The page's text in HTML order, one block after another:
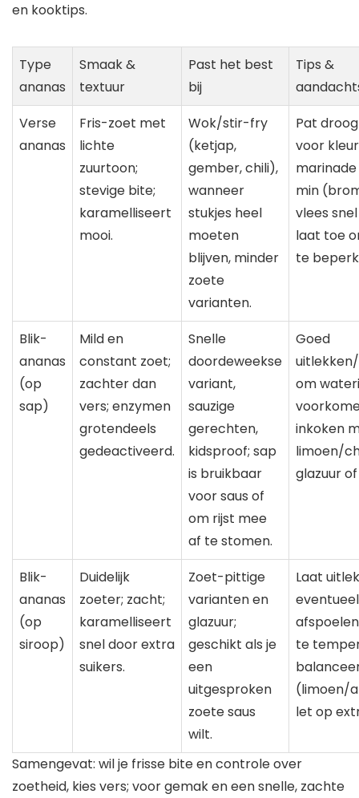
en kooktips.
Type
ananas
Smaak &
textuur
Past het best
bij
Tips &
Verse
ananas
Fris-zoet met
lichte
zuurtoon;
stevige bite;
karamelliseert
mooi.
Wok/stir-fry
(ketjap,
gember, chili),
wanneer
stukjes heel
moeten
blijven, minder
zoete
varianten.
Pat
voor
min
vlees
laat toe
te
Blik-
ananas
(op
sap)
Mild en
constant zoet;
zachter dan
vers; enzymen
grotendeels
gedeactiveerd.
Snelle
doordeweekse
variant,
sauzige
gerechten,
kidsproof; sap
is bruikbaar
voor saus of
om rijst mee
af te stomen.
Goed
om
inkoken
limoen/
glazuur of
Blik-
ananas
(op
siroop)
Duidelijk
zoeter; zacht;
karamelliseert
snel door extra
suikers.
Zoet-pittige
varianten en
glazuur;
geschikt als je
een
uitgesproken
zoete saus
wilt.
Laat
te
(limoen/
let op
Samengevat: wil je frisse bite en controle over
zoetheid, kies vers; voor gemak en een snelle, zachte